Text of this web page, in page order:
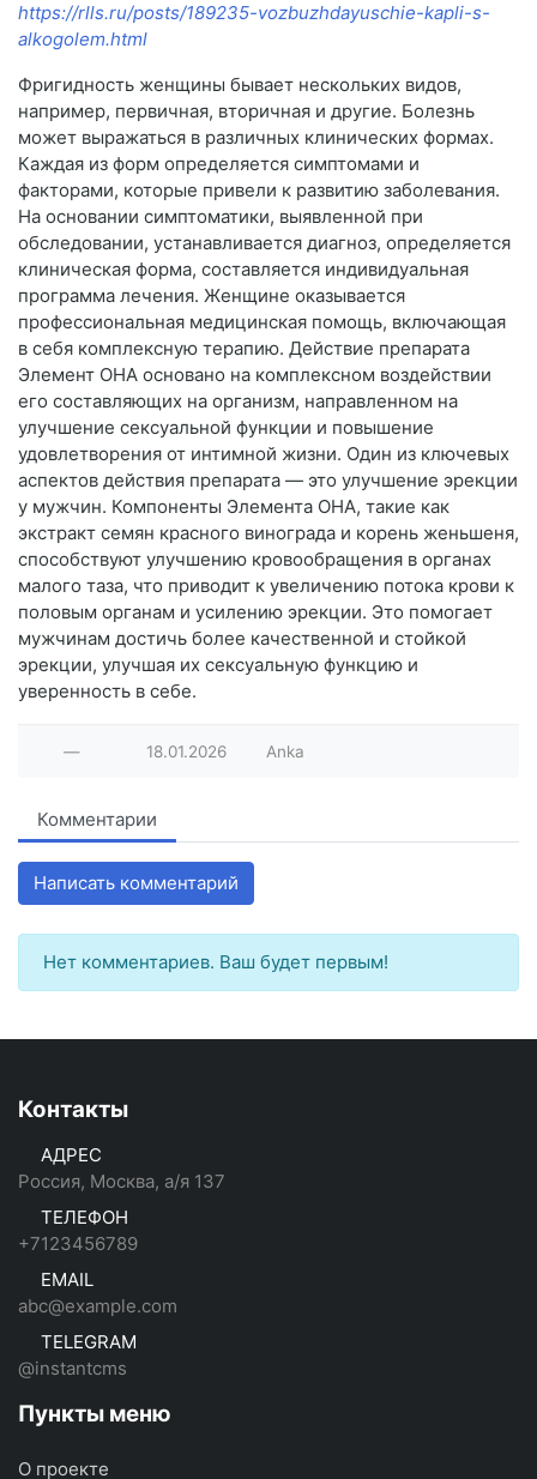
https://rlls.ru/posts/189235-vozbuzhdayuschie-kapli-s-
alkogolem.html
Фригидность женщины бывает нескольких видов,
например, первичная, вторичная и другие. Болезнь
может выражаться в различных клинических формах.
Каждая из форм определяется симптомами и
факторами, которые привели к развитию заболевания.
На основании симптоматики, выявленной при
обследовании, устанавливается диагноз, определяется
клиническая форма, составляется индивидуальная
программа лечения. Женщине оказывается
профессиональная медицинская помощь, включающая
в себя комплексную терапию. Действие препарата
Элемент ОНА основано на комплексном воздействии
его составляющих на организм, направленном на
улучшение сексуальной функции и повышение
удовлетворения от интимной жизни. Один из ключевых
аспектов действия препарата — это улучшение эрекции
у мужчин. Компоненты Элемента ОНА, такие как
экстракт семян красного винограда и корень женьшеня,
способствуют улучшению кровообращения в органах
малого таза, что приводит к увеличению потока крови к
половым органам и усилению эрекции. Это помогает
мужчинам достичь более качественной и стойкой
эрекции, улучшая их сексуальную функцию и
уверенность в себе.
— 18.01.2026 Anka
Комментарии
Написать комментарий
Нет комментариев. Ваш будет первым!
Контакты
АДРЕС
Россия, Москва, а/я 137
ТЕЛЕФОН
+7123456789
EMAIL
abc@example.com
TELEGRAM
@instantcms
Пункты меню
О проекте